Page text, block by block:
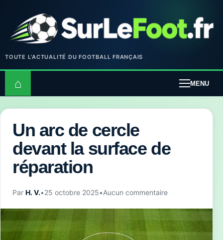
TOUTE L’ACTUALITÉ DU FOOTBALL FRANÇAIS
⌂ MENU
Un arc de cercle
devant la surface de
réparation
Par H. V.•25 octobre 2025•Aucun commentaire